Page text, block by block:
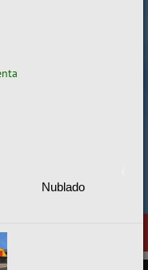
ABRIMOS
Nublado